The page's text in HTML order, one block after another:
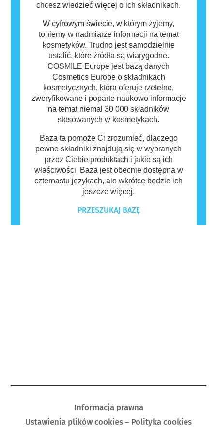
chcesz wiedzieć więcej o ich składnikach.
W cyfrowym świecie, w którym żyjemy,
toniemy w nadmiarze informacji na temat
kosmetyków. Trudno jest samodzielnie
ustalić, które źródła są wiarygodne.
COSMILE Europe jest bazą danych
Cosmetics Europe o składnikach
kosmetycznych, która oferuje rzetelne,
zweryfikowane i poparte naukowo informacje
na temat niemal 30 000 składników
stosowanych w kosmetykach.
Baza ta pomoże Ci zrozumieć, dlaczego
pewne składniki znajdują się w wybranych
przez Ciebie produktach i jakie są ich
właściwości. Baza jest obecnie dostępna w
czternastu językach, ale wkrótce będzie ich
jeszcze więcej.
PRZESZUKAJ BAZĘ
Informacja prawna
Ustawienia plików cookies – Polityka cookies